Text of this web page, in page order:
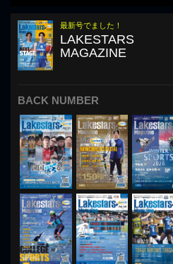
最新号でました！
LAKESTARS
MAGAZINE
BACK NUMBER